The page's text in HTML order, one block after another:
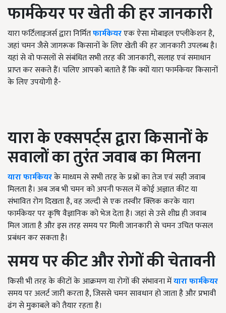
फार्मकेयरपरखेतीकीहरजानकारी
यारा फर्टिलाइजर्स द्वारा निर्मितफार्मकेयरएक ऐसा मोबाइल एप्लीकेशन है,
जहां चमन जैसे जागरूक किसानों के लिए खेती की हर जानकारी उपलब्ध है।
यहां से वो फसलों से संबंधित सभी तरह की जानकारी, सलाह एवं समाधान
प्राप्त कर सकते हैं। चलिए आपको बताते हैं कि क्यों यारा फार्मकेयर किसानों
के लिए उपयोगी है-
याराकेएक्सपर्ट्सद्वाराकिसानोंके
सवालोंकातुरंतजवाबकामिलना
यारा फार्मकेयरके माध्यम से सभी तरह के प्रश्नों का तेज एवं सही जवाब
मिलता है। अब जब भी चमन को अपनी फसल में कोई अज्ञात कीट या
संभावित रोग दिखता है, वह जल्दी से एक तस्वीर क्लिक करके यारा
फार्मकेयर पर कृषि वैज्ञानिक को भेज देता है। जहां से उसे शीघ्र ही जवाब
मिल जाता है और इस तरह समय पर मिली जानकारी से चमन उचित फसल
प्रबंधन कर सकता है।
समयपरकीटऔररोगोंकीचेतावनी
किसी भी तरह के कीटों के आक्रमण या रोगों की संभावना मेंयारा फार्मकेयर
समय पर अलर्ट जारी करता है, जिससे चमन सावधान हो जाता है और प्रभावी
ढंग से मुकाबले को तैयार रहता है।